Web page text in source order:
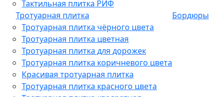
Тактильная плитка РИФ
Тротуарная плитка
Тротуарная плитка чёрного цвета
Тротуарная плитка цветная
Тротуарная плитка для дорожек
Тротуарная плитка коричневого цвета
Красивая тротуарная плитка
Тротуарная плитка красного цвета
Бордюры